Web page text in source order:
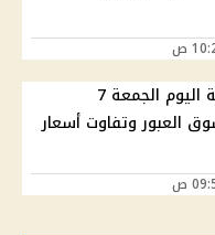
أسعار الخضار والفاكهة اليوم الجمعة 7
في سوق العبور وتفاوت أسعار